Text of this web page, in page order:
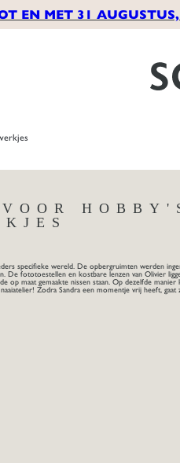
EN MET 31
specifieke wereld. De opbergruimten werden
De fototoestellen en kostbare lenzen van Olivier
op maat gemaakte nissen staan. Op dezelfde manier
Zodra Sandra een momentje vrij heeft, gaat